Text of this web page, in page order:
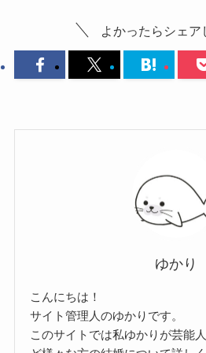
よかったらシェア
ゆかり
こんにちは！
サイト管理人のゆかりです。
このサイトでは私ゆかりが芸能